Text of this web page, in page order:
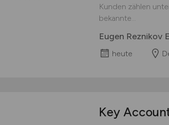
Kunden zählen
bekannte...
Eugen Reznikov
heute
Key